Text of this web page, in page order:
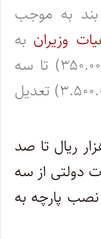
به موجب
به
سیصد و پنجاه هزار ریال (۳۵۰.۰۰۰) تا سه
میلیون و پانصد هزار ریال(۳.۵۰۰.۰۰۰) تعدیل
ریال تا صد
دولتی از سه
پارچه ‌به